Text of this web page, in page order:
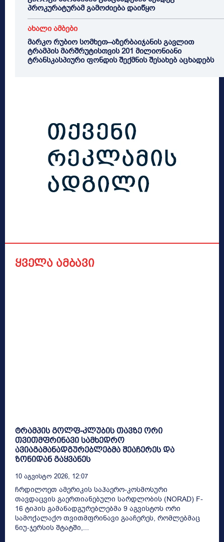
პროკურატურამ გამოძიება დაიწყო
ახალი ამბები
მარკო რუბიო სომხეთ–აზერბაიჯანის გავლით
ტრამპის მარშრუტისთვის 201 მილიონიანი
ტრანსკასპიური ფონდის შექმნის შესახებ აცხადებს
ყველა ამბავი
ტრამპის გოლფ-კლუბის თავზე ორი
თვითმფრინავი სამხედრო
ავიაგამანადგურებლებმა შეაჩერეს და
ზონიდან გაყვანეს
10 Აგვისტო 2026, 12:07
ჩრდილოეთ ამერიკის საჰაერო-კოსმოსური
თავდაცვის გაერთიანებული სარდლობის (NORAD) F-
16 ტიპის გამანადგურებლებმა 9 აგვისტოს ორი
სამოქალაქო თვითმფრინავი გააჩერეს, რომლებმაც
ნიუ-ჯერსის შტატში,...